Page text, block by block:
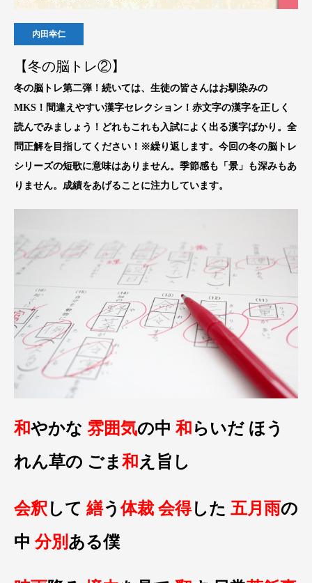
内田幸仁
【冬の脳トレ②】
冬の脳トレ第二弾！続いては、生徒の皆さんはお馴染みの
MKS！間違えやすい漢字セレクション！赤文字の漢字を正しく
読んでみましょう！どれもこれも入試によく出る漢字ばかり。全
問正解を目指してください！※繰り返します。今回の冬の脳トレ
シリーズの短歌に意味はありません。季節感も「景」も深みもあ
りません。成績をあげることに注力しています。
和やかな 雰囲気の中 和 らいだ ほう
れん草の ごま 和 え旨し
会釈 して 繕う体裁 会得した 五月雨の
中 分別 ある僕